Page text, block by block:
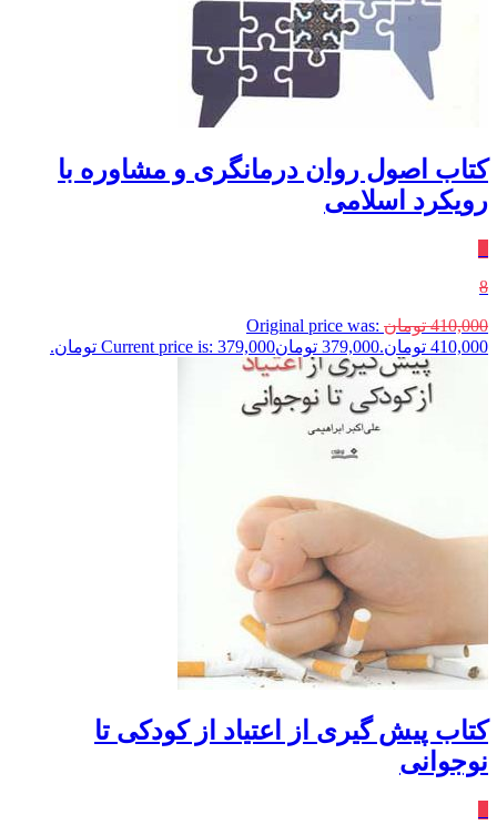
کتاب اصول روان درمانگری و مشاوره با
رویکرد اسلامی
8
410,000 تومان Original price was:
410,000 تومان.
379,000 تومانCurrent price is: 379,000 تومان.
کتاب پیش گیری از اعتیاد از کودکی تا
نوجوانی